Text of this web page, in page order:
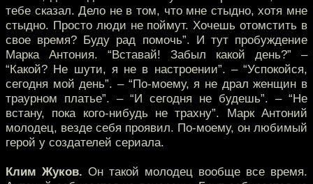
тебе сказал. Дело не в том, что мне стыдно, хотя мне
стыдно. Просто люди не поймут. Хочешь отомстить в
свое время? Буду рад помочь”. И тут пробуждение
Марка Антония. “Вставай! Забыл какой день?” –
“Какой? Не шути, я не в настроении”. – “Успокойся,
сегодня мой день”. – “По-моему, я не драл женщин в
траурном платье”. – “И сегодня не будешь”. – “Не
встану, пока кого-нибудь не трахну”. Марк Антоний
молодец, везде себя проявил. По-моему, он любимый
герой у создателей сериала.
Клим Жуков. Он такой молодец вообще все время.